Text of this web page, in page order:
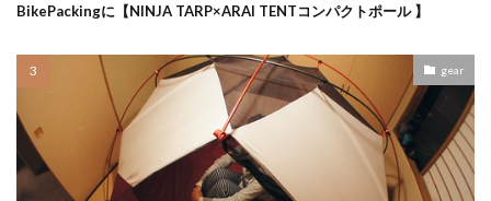
BikePackingに【NINJA TARP×ARAI TENTコンパクトポール 】
gear